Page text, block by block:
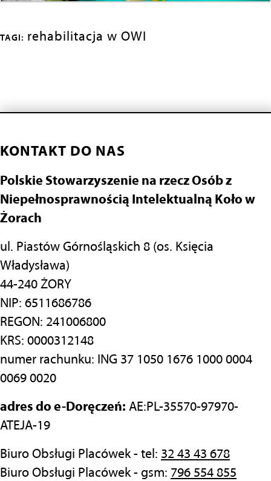
TAGI: rehabilitacja w OWI
KONTAKT DO NAS
Polskie Stowarzyszenie na rzecz Osób z
Niepełnosprawnością Intelektualną Koło w
Żorach
ul. Piastów Górnośląskich 8 (os. Księcia
Władysława)
44-240 ŻORY
NIP: 6511686786
REGON: 241006800
KRS: 0000312148
numer rachunku: ING 37 1050 1676 1000 0004
0069 0020
adres do e-Doręczeń: AE:PL-35570-97970-
ATEJA-19
Biuro Obsługi Placówek - tel: 32 43 43 678
Biuro Obsługi Placówek - gsm: 796 554 855